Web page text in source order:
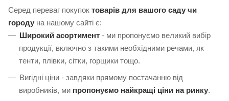
Серед переваг покупок товарів для вашого саду чи
городу на нашому сайті є:
Широкий асортимент - ми пропонуємо великий вибір
продукції, включно з такими необхідними речами, як
тенти, плівки, сітки, горщики тощо.
Вигідні ціни - завдяки прямому постачанню від
виробників, ми пропонуємо найкращі ціни на ринку.